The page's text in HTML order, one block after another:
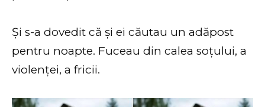
Și s-a dovedit că și ei căutau un adăpost
pentru noapte. Fuceau din calea soțului, a
violenței, a fricii.